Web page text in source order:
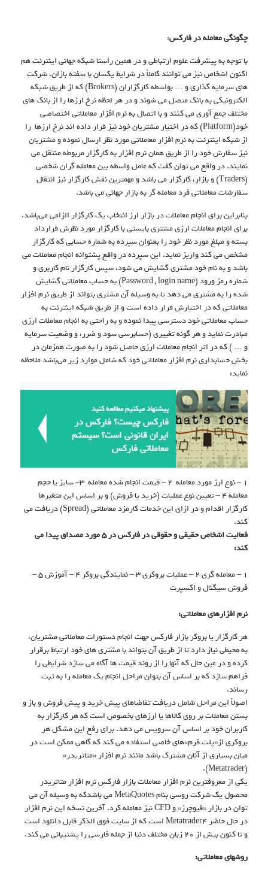
چگونگی معامله در فارکس:
با توجه به پیشرفت علوم ارتباطی و در همین راستا شبکه جهانی اینترنت هم
اکنون اشخاص نیز می توانند کاملاً در شرایط یکسان با سفته بازان، شرکت
های سرمایه گذاری و … بواسطه کارگزاران (Brokers) که از طریق شبکه
الکترونیکی به بانک متصل می شوند و در هر لحظه نرخ ارزها را از بانک های
مختلف جمع آوری می کنند و با اتصال به نرم افزار معاملاتی اختصاصی
خود(Platform) که در اختیار مشتریان خود نیز قرار داده اند نرخ ارزها را
از شبکه اینترنت به نرم افزار معاملاتی مورد نظر ارسال نموده و مشتریان
نیز سفارش خود را از طریق همان نرم افزار به کارگزار مربوطه منتقل می
نمایند. در واقع می توان گفت که عامل واسطه بین معامله گران شخصی
(Traders) و بازار، کارگزار می باشد و مهمترین نقش کارگزار نیز انتقال
سفارشات معاملاتی فرد معامله گر به بازار جهانی می باشد.
بنابراین برای انجام معاملات در بازار ارز انتخاب یک کارگزار الزامی می‌باشد.
برای انجام معاملات ارزی مشتری بایستی با کارگزار مورد نظرش قرارداد
بسته و مبلغ مورد نظر خود را بعنوان سپرده به شماره حسابی که کارگزار
مشخص می کند واریز نماید. این سپرده در واقع پشتوانه انجام معاملات می
باشد و به نام خود مشتری گشایش می شود، سپس کارگزار نام کاربری و
شماره رمز ورود (Password , login name) به حساب معاملاتی گشایش
شده را به مشتری می دهد تا به وسیله آن مشتری بتواند از طریق نرم افزار
معاملاتی که در اختیارش قرار داده است و از طریق شبکه اینترنت به
حساب معاملاتی خود دسترسی پیدا نموده و به راحتی به انجام معاملات ارزی
مبادرت نماید و هر گونه تغییری (حسابرسی سود و ضرر، و وضعیت سرمایه
و … ) که در اثر انجام معاملات ارزی حاصل شود را به صورت همزمان در
بخش حسابداری نرم افزار معاملاتی خود که شامل موارد زیر می‌باشد ملاحظه
نماید:
پیشنهاد میکنیم مطالعه کنید
فارکس چیست؟ فارکس در
ایران قانونی است؟ سیستم
معاملاتی فارکس
۱ – نوع ارز مورد معامله ۲ – قیمت انجام شده معامله ۳– سایز یا حجم
معامله ۴ – تعیین نوع عملیات (خرید یا فروش) و بر اساس این متغیرها
کارگزار اقدام و در ازای این خدمات کارمزد معاملاتی (Spread) دریافت می
کند.
فعالیت اشخاص حقیقی و حقوقی در فارکس در ۵ مورد مصداق پیدا می
کند:
۱ – معامله گری ۲ – عملیات بروکری ۳ – نمایندگی بروکر ۴ – آموزش ۵ –
فروش سیگنال و اکسپرت
نرم افزارهای معاملاتی:
هر کارگزار یا بروکر بازار فارکس جهت انجام دستورات معاملاتی مشتریان،
به محیطی نیاز دارد تا از طریق آن بتواند با مشتری های خود ارتباط برقرار
کرده و در عین حال که آنها را از روند قیمت ها آگاه می سازد شرایطی را
فراهم سازد که بر اساس آن بتوان مراحل انجام یک معامله را به ثبت
رساند.
اصولاً این مراحل شامل دریافت تقاضاهای پیش خرید و پیش فروش و باز و
بستن معاملات بر روی کالاها یا ارزهای بخصوص است که هر کارگزار به
کاربران خود بر اساس آن سرویس می دهد. برای رفع این مشکل هر
بروکری از«پلت فرم»های خاصی استفاده می کند که گاهی ممکن است در
میان بسیاری از آنان مشترک باشد مانند نرم افزار «متاتریدر»
(Metatrader).
یکی از معروفترین نرم افزار معاملات بازار فارکس نرم افزار متاتریدر
محصول یک شرکت روسی بنام MetaQuotes می باشدکه به وسیله آن می
توان در بازار «فیوچرز» و CFD نیز معامله کرد. آخرین نسخه این نرم افزار
در حال حاضر Metatrader4 است که از سایت فوق الذکر قابل دانلود است
و تا کنون بیش از ۲۰ زبان مختلف دنیا از جمله فارسی را پشتیبانی می کند.
روشهای معاملاتی: